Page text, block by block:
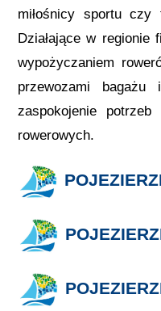
miłośnicy sportu czy
Działające w regionie
wypożyczaniem
przewozami
zaspokojenie potrzeb
rowerowych.